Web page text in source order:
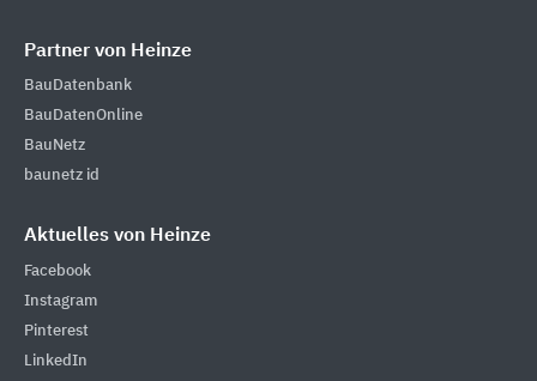
Partner von Heinze
BauDatenbank
BauDatenOnline
BauNetz
baunetz id
Aktuelles von Heinze
Facebook
Instagram
Pinterest
LinkedIn